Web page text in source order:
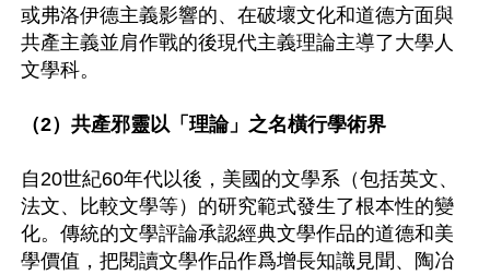
或弗洛伊德主義影響的、在破壞文化和道德方面與
共產主義並肩作戰的後現代主義理論主導了大學人
文學科。
（2）共產邪靈以「理論」之名橫行學術界
自20世紀60年代以後，美國的文學系（包括英文、
法文、比較文學等）的研究範式發生了根本性的變
化。傳統的文學評論承認經典文學作品的道德和美
學價值，把閱讀文學作品作爲增長知識見聞、陶冶